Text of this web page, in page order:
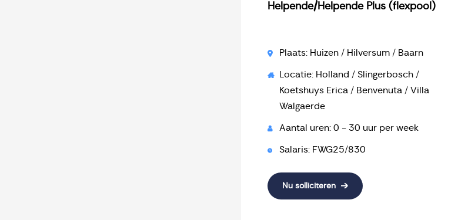
Helpende/Helpende Plus (flexpool)
Plaats: Huizen / Hilversum / Baarn
Locatie: Holland / Slingerbosch /
Koetshuys Erica / Benvenuta / Villa
Walgaerde
Aantal uren: 0 - 30 uur per week
Salaris: FWG25/830
Nu solliciteren